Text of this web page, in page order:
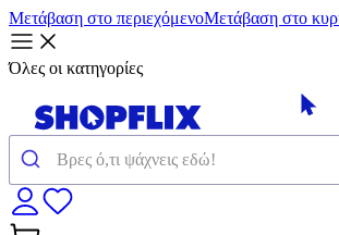
Μετάβαση στο περιεχόμενοΜετάβαση στο
Όλες οι κατηγορίες